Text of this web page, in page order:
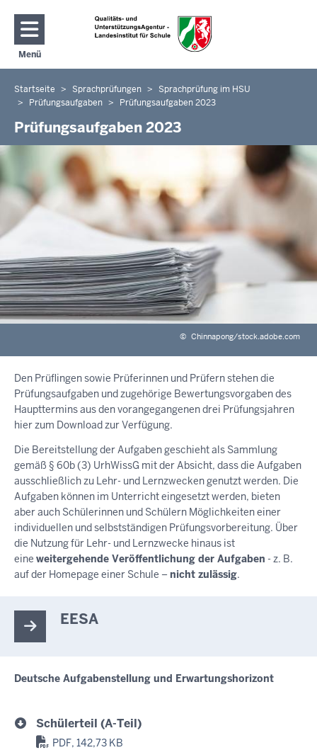
Direkt zum Inhalt
Menü
Navigation aktivieren/deaktivieren: Hauptmenü
Sie
befinden
sich
hier
Startseite Sprachprüfungen
Sprachprüfung im HSU
Prüfungsaufgaben
Prüfungsaufgaben 2023
Prüfungsaufgaben 2023
© Chinnapong/stock.adobe.com
Den Prüflingen sowie Prüferinnen und Prüfern stehen die
Prüfungsaufgaben und zugehörige Bewertungsvorgaben des
Haupttermins aus den vorangegangenen drei Prüfungsjahren
hier zum Download zur Verfügung.
Die Bereitstellung der Aufgaben geschieht als Sammlung
gemäß § 60b (3) UrhWissG mit der Absicht, dass die Aufgaben
ausschließlich zu Lehr- und Lernzwecken genutzt werden. Die
Aufgaben können im Unterricht eingesetzt werden, bieten
aber auch Schülerinnen und Schülern Möglichkeiten einer
individuellen und selbstständigen Prüfungsvorbereitung. Über
die Nutzung für Lehr- und Lernzwecke hinaus ist
eine weitergehende Veröffentlichung der Aufgaben - z. B.
auf der Homepage einer Schule – nicht zulässig.
EESA
Deutsche Aufgabenstellung und Erwartungshorizont
Schülerteil (A-Teil)
PDF, 142,73 KB